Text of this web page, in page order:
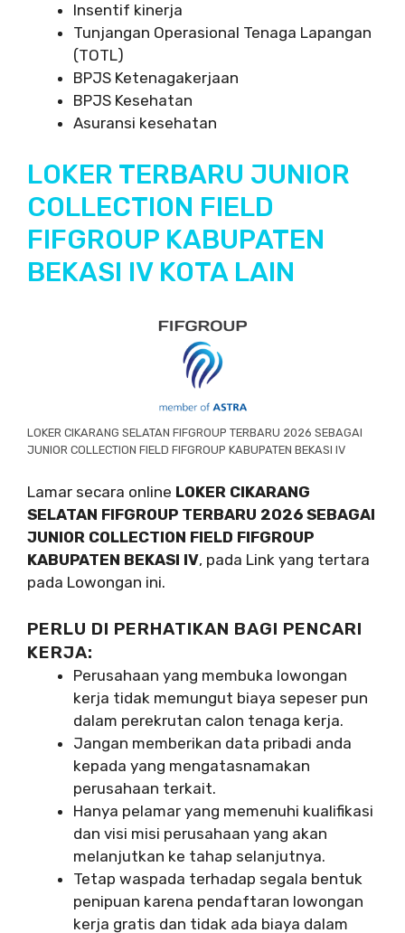
Insentif kinerja
Tunjangan Operasional Tenaga Lapangan
(TOTL)
BPJS Ketenagakerjaan
BPJS Kesehatan
Asuransi kesehatan
LOKER TERBARU JUNIOR
COLLECTION FIELD
FIFGROUP KABUPATEN
BEKASI IV KOTA LAIN
LOKER CIKARANG SELATAN FIFGROUP TERBARU 2026 SEBAGAI
JUNIOR COLLECTION FIELD FIFGROUP KABUPATEN BEKASI IV
Lamar secara online LOKER CIKARANG
SELATAN FIFGROUP TERBARU 2026 SEBAGAI
JUNIOR COLLECTION FIELD FIFGROUP
KABUPATEN BEKASI IV, pada Link yang tertara
pada Lowongan ini.
PERLU DI PERHATIKAN BAGI PENCARI
KERJA:
Perusahaan yang membuka lowongan
kerja tidak memungut biaya sepeser pun
dalam perekrutan calon tenaga kerja.
Jangan memberikan data pribadi anda
kepada yang mengatasnamakan
perusahaan terkait.
Hanya pelamar yang memenuhi kualifikasi
dan visi misi perusahaan yang akan
melanjutkan ke tahap selanjutnya.
Tetap waspada terhadap segala bentuk
penipuan karena pendaftaran lowongan
kerja gratis dan tidak ada biaya dalam